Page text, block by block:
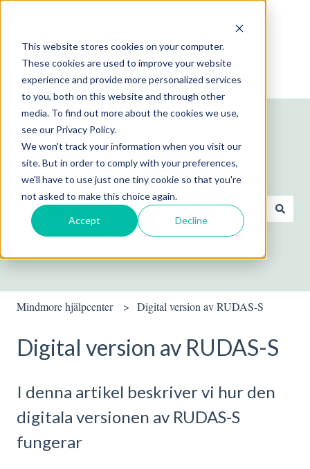
This website stores cookies on your computer.
These cookies are used to improve your website
experience and provide more personalized services
to you, both on this website and through other
media. To find out more about the cookies we use,
see our Privacy Policy.
We won't track your information when you visit our
site. But in order to comply with your preferences,
we'll have to use just one tiny cookie so that you're
not asked to make this choice again.
Accept Decline
Hej! Hur kan vi hjälpa dig?
Det finns inga förslag eftersom sökfältet är tomt.
Mindmore hjälpcenter Digital version av RUDAS-S
Digital version av RUDAS-S
I denna artikel beskriver vi hur den
digitala versionen av RUDAS-S
fungerar